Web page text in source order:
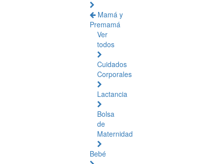
Mamá y
Premamá
Ver
todos
Cuidados
Corporales
Lactancia
Bolsa
de
Maternidad
Bebé